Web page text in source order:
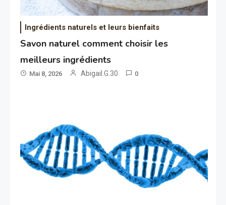
Ingrédients naturels et leurs bienfaits
Savon naturel comment choisir les
meilleurs ingrédients
Mai 8, 2026 Abigail.G.30 0